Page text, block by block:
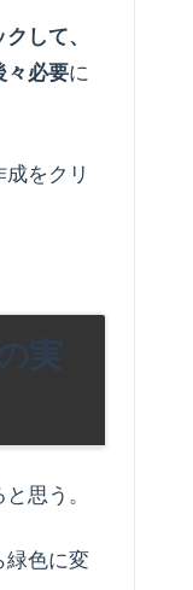
して、
々必要に
をクリ
実
思う。
緑色に変